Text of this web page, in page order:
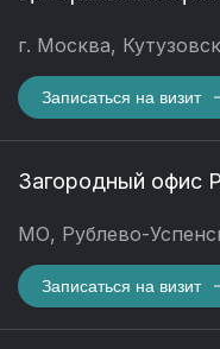
г. Москва,
Записаться на визит
Загородный офис
МО, Рублево-
Записаться на визит